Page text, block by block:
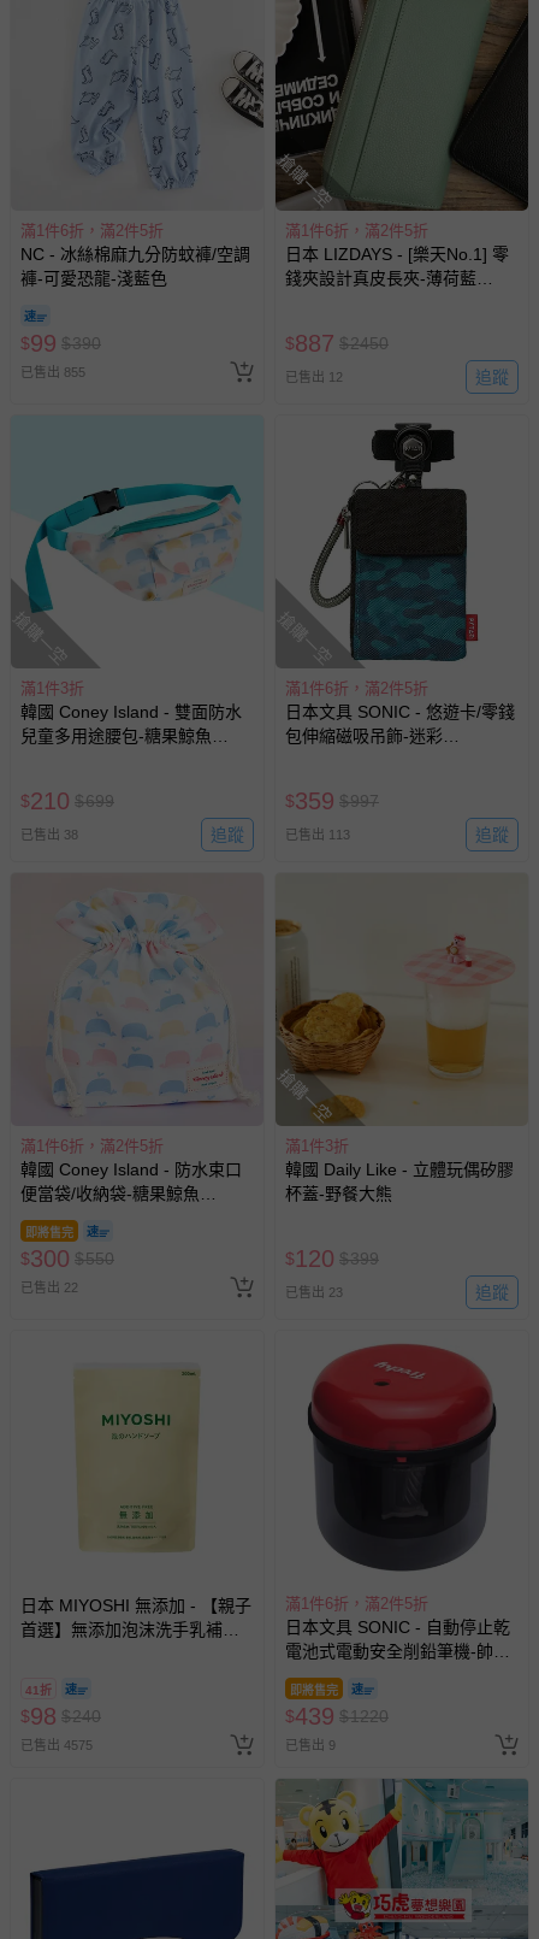
滿1件6折，滿2件5折
NC - 冰絲棉麻九分防蚊褲/空調
褲-可愛恐龍-淺藍色
$99 $390
已售出 855
搶購一空
滿1件6折，滿2件5折
日本 LIZDAYS - [樂天No.1] 零
錢夾設計真皮長夾-薄荷藍
$887 $2450
已售出 12 追蹤
搶購一空
滿1件3折
韓國 Coney Island - 雙面防水
兒童多用途腰包-糖果鯨魚
$210 $699
已售出 38 追蹤
搶購一空
滿1件6折，滿2件5折
日本文具 SONIC - 悠遊卡/零錢
包伸縮磁吸吊飾-迷彩
$359 $997
已售出 113 追蹤
滿1件6折，滿2件5折
韓國 Coney Island - 防水束口
便當袋/收納袋-糖果鯨魚
(25.5X25.5X8cm)
即將售完
$300 $550
已售出 22
搶購一空
滿1件3折
韓國 Daily Like - 立體玩偶矽膠
杯蓋-野餐大熊
$120 $399
已售出 23 追蹤
日本 MIYOSHI 無添加 - 【親子
首選】無添加泡沫洗手乳補充
41折
$98 $240
已售出 4575
滿1件6折，滿2件5折
日本文具 SONIC - 自動停止乾
電池式電動安全削鉛筆機-帥氣
黑紅
即將售完
$439 $1220
已售出 9